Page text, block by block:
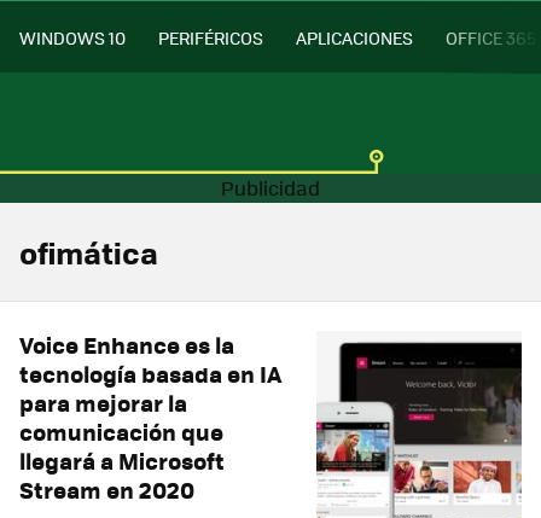
WINDOWS 10 PERIFÉRICOS APLICACIONES OFFICE 365
ofimática
Voice Enhance es la
tecnología basada en IA
para mejorar la
comunicación que
llegará a Microsoft
Stream en 2020